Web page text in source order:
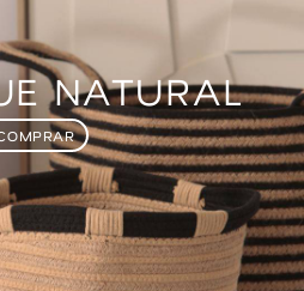
NATURAL